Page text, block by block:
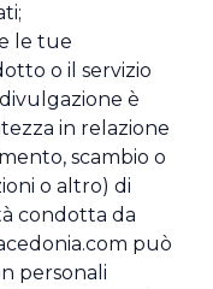
le tue
o il servizio
è
in relazione
scambio o
o altro) di
condotta da
può
personali